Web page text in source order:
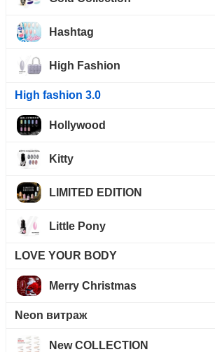
Hashtag
High Fashion
High fashion 3.0
Hollywood
Kitty
LIMITED EDITION
Little Pony
LOVE YOUR BODY
Merry Christmas
Neon витраж
New COLLECTION